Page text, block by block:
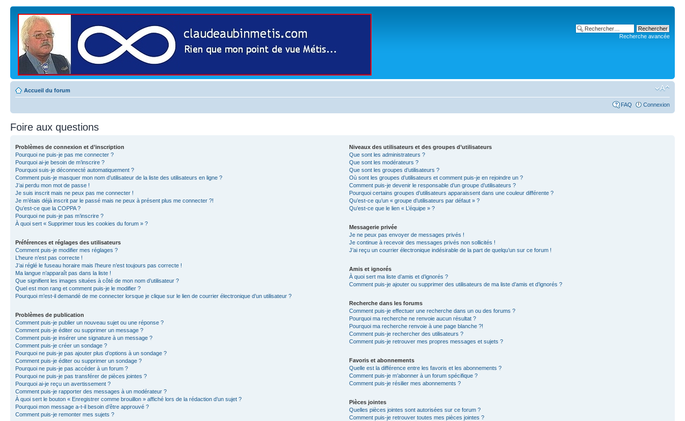
Recherche avancée
Accueil du forum
FAQ Connexion
Foire aux questions
Problèmes de connexion et d’inscription
Pourquoi ne puis-je pas me connecter ?
Pourquoi ai-je besoin de m’inscrire ?
Pourquoi suis-je déconnecté automatiquement ?
Comment puis-je masquer mon nom d’utilisateur de la liste des utilisateurs en ligne ?
J’ai perdu mon mot de passe !
Je suis inscrit mais ne peux pas me connecter !
Je m’étais déjà inscrit par le passé mais ne peux à présent plus me connecter ?!
Qu’est-ce que la COPPA ?
Pourquoi ne puis-je pas m’inscrire ?
À quoi sert « Supprimer tous les cookies du forum » ?
Préférences et réglages des utilisateurs
Comment puis-je modifier mes réglages ?
L’heure n’est pas correcte !
J’ai réglé le fuseau horaire mais l’heure n’est toujours pas correcte !
Ma langue n’apparaît pas dans la liste !
Que signifient les images situées à côté de mon nom d’utilisateur ?
Quel est mon rang et comment puis-je le modifier ?
Pourquoi m’est-il demandé de me connecter lorsque je clique sur le lien de courrier électronique d’un utilisateur ?
Problèmes de publication
Comment puis-je publier un nouveau sujet ou une réponse ?
Comment puis-je éditer ou supprimer un message ?
Comment puis-je insérer une signature à un message ?
Comment puis-je créer un sondage ?
Pourquoi ne puis-je pas ajouter plus d’options à un sondage ?
Comment puis-je éditer ou supprimer un sondage ?
Pourquoi ne puis-je pas accéder à un forum ?
Pourquoi ne puis-je pas transférer de pièces jointes ?
Pourquoi ai-je reçu un avertissement ?
Comment puis-je rapporter des messages à un modérateur ?
À quoi sert le bouton « Enregistrer comme brouillon » affiché lors de la rédaction d’un sujet ?
Pourquoi mon message a-t-il besoin d’être approuvé ?
Comment puis-je remonter mes sujets ?
Niveaux des utilisateurs et des groupes d’utilisateurs
Que sont les administrateurs ?
Que sont les modérateurs ?
Que sont les groupes d’utilisateurs ?
Où sont les groupes d’utilisateurs et comment puis-je en rejoindre un ?
Comment puis-je devenir le responsable d’un groupe d’utilisateurs ?
Pourquoi certains groupes d’utilisateurs apparaissent dans une couleur différente ?
Qu’est-ce qu’un « groupe d’utilisateurs par défaut » ?
Qu’est-ce que le lien « L’équipe » ?
Messagerie privée
Je ne peux pas envoyer de messages privés !
Je continue à recevoir des messages privés non sollicités !
J’ai reçu un courrier électronique indésirable de la part de quelqu’un sur ce forum !
Amis et ignorés
À quoi sert ma liste d’amis et d’ignorés ?
Comment puis-je ajouter ou supprimer des utilisateurs de ma liste d’amis et d’ignorés ?
Recherche dans les forums
Comment puis-je effectuer une recherche dans un ou des forums ?
Pourquoi ma recherche ne renvoie aucun résultat ?
Pourquoi ma recherche renvoie à une page blanche ?!
Comment puis-je rechercher des utilisateurs ?
Comment puis-je retrouver mes propres messages et sujets ?
Favoris et abonnements
Quelle est la différence entre les favoris et les abonnements ?
Comment puis-je m’abonner à un forum spécifique ?
Comment puis-je résilier mes abonnements ?
Pièces jointes
Quelles pièces jointes sont autorisées sur ce forum ?
Comment puis-je retrouver toutes mes pièces jointes ?